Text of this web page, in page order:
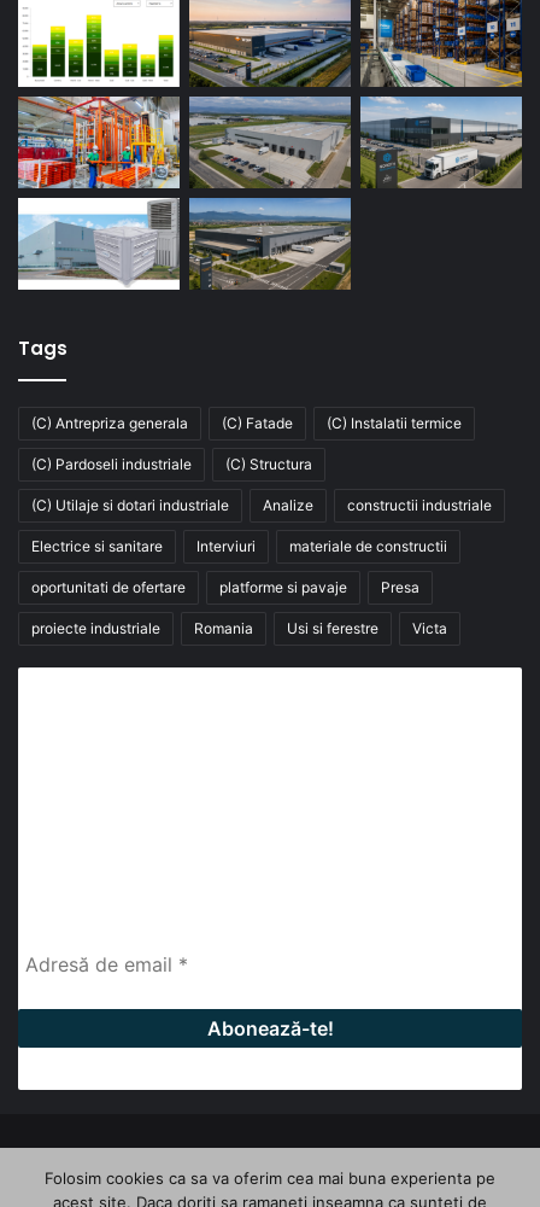
Tags
(C) Antrepriza generala (C) Fatade (C) Instalatii termice
(C) Pardoseli industriale (C) Structura
(C) Utilaje si dotari industriale Analize constructii industriale
Electrice si sanitare Interviuri materiale de constructii
oportunitati de ofertare platforme si pavaje Presa
proiecte industriale Romania Usi si ferestre Victa
Folosim cookies ca sa va oferim cea mai buna experienta pe
acest site. Daca doriti sa ramaneti inseamna ca sunteti de